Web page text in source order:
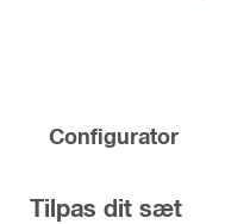
Configurator
Tilpas dit sæt